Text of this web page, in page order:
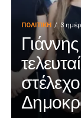
ΠΟΛΙΤΙΚΉ 3